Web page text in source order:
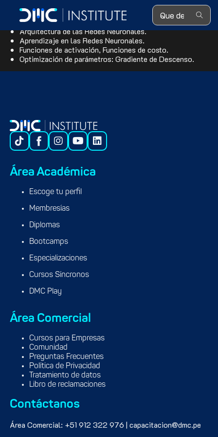
Search ...
Definición de IA – Machine Learning y Deep Learning.
La neurona biológica y la neurona artificial.
Arquitectura de las Redes Neuronales.
Aprendizaje en las Redes Neuronales.
Funciones de activación, Funciones de costo.
Optimización de parámetros: Gradiente de Descenso.
Área Académica
Escoge tu perfil
Membresías
Diplomas
Bootcamps
Especializaciones
Cursos Síncronos
DMC Play
Área Comercial
Cursos para Empresas
Comunidad
Preguntas Frecuentes
Política de Privacidad
Tratamiento de datos
Libro de reclamaciones
Contáctanos
Área Comercial: +51 912 322 976 | capacitacion@dmc.pe